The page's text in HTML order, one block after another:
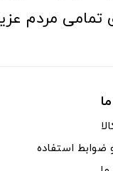
مردم
ضوابط استفاده